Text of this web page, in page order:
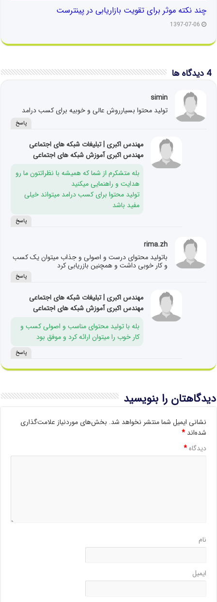
چند نکته موثر برای تقویت بازاریابی در پینترست
1397-07-06
4 دیدگاه ها
simin
تولید محتوا بسیارروش عالی و خوبیه برای کسب درامد
پاسخ
مهندس اکبری | تبلیغات شبکه های اجتماعی
مهندس اکبری آموزش شبکه های اجتماعی
بله متشکرم از شما که همیشه با نظراتتون ما رو
هدایت و راهنمایی میکنید
تولید محتوا برای کسب درامد میتواند خیلی
مفید باشد
پاسخ
rima.zh
باتولید محتوای درست و اصولی و جذاب میتوان یک کسب
و کار خوبی داشت و همچنین بازریابی کرد
پاسخ
مهندس اکبری | تبلیغات شبکه های اجتماعی
مهندس اکبری آموزش شبکه های اجتماعی
بله با تولید محتوای مناسب و اصولی کسب و
کار خوب را میتوان ارائه کرد و موفق بود
پاسخ
دیدگاهتان را بنویسید
نشانی ایمیل شما منتشر نخواهد شد. بخش‌های موردنیاز علامت‌گذاری
شده‌اند*
دیدگاه*
نام
ایمیل